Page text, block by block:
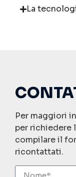
La
Per maggiori
per richiedere
compilare il
ricontattati.